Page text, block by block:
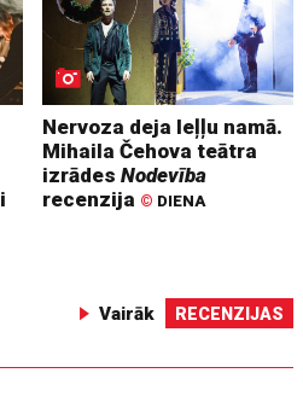
Nervoza deja leļļu namā.
Mihaila Čehova teātra
izrādesNodevība
recenzija © DIENA
Vairāk RECENZIJAS